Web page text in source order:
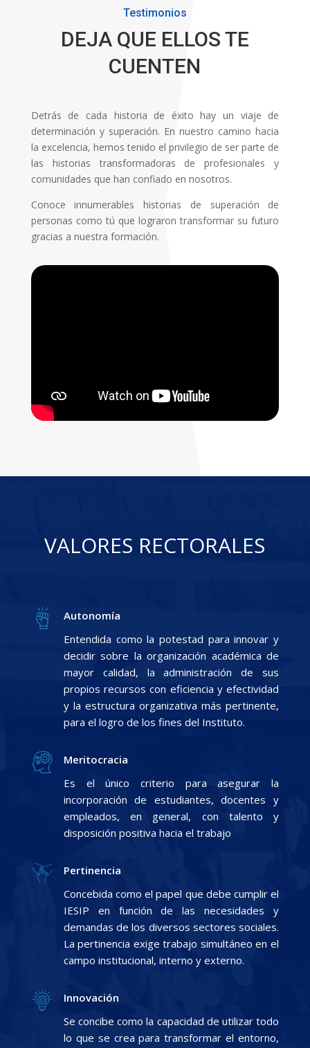
Testimonios
DEJA QUE ELLOS TE
CUENTEN
Detrás de cada historia de éxito hay un viaje de
determinación y superación. En nuestro camino hacia
la excelencia, hemos tenido el privilegio de ser parte de
las historias transformadoras de profesionales y
comunidades que han confiado en nosotros.
Conoce innumerables historias de superación de
personas como tú que lograron transformar su futuro
gracias a nuestra formación.
VALORES RECTORALES
Autonomía
Entendida como la potestad para innovar y
decidir sobre la organización académica de
mayor calidad, la administración de sus
propios recursos con eficiencia y efectividad
y la estructura organizativa más pertinente,
para el logro de los fines del Instituto.
Meritocracia
Es el único criterio para asegurar la
incorporación de estudiantes, docentes y
empleados, en general, con talento y
disposición positiva hacia el trabajo
Pertinencia
Concebida como el papel que debe cumplir el
IESIP en función de las necesidades y
demandas de los diversos sectores sociales.
La pertinencia exige trabajo simultáneo en el
campo institucional, interno y externo.
Innovación
Se concibe como la capacidad de utilizar todo
lo que se crea para transformar el entorno,